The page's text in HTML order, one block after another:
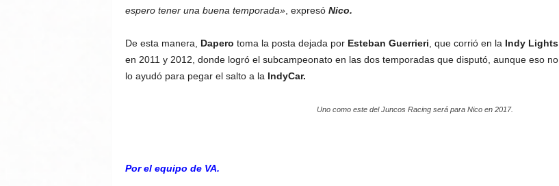
espero tener una buena temporada», expresó Nico.
De esta manera, Dapero toma la posta dejada por Esteban Guerrieri , que corrió en la Indy Lights
en 2011 y 2012, donde logró el subcampeonato en las dos temporadas que disputó, aunque eso no
lo ayudó para pegar el salto a la IndyCar.
Uno como este del Juncos Racing será para Nico en 2017.
Por el equipo de VA.